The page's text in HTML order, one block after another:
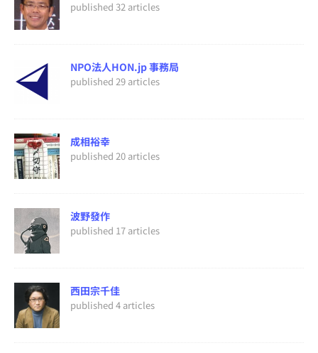
published 32 articles
NPO法人HON.jp 事務局
published 29 articles
成相裕幸
published 20 articles
波野發作
published 17 articles
西田宗千佳
published 4 articles